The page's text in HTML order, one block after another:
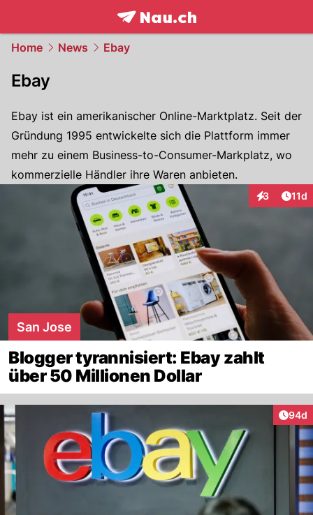
frontpage.NAU.ch
Home News Ebay
Ebay
Ebay ist ein amerikanischer Online-Marktplatz. Seit der
Gründung 1995 entwickelte sich die Plattform immer
mehr zu einem Business-to-Consumer-Markplatz, wo
kommerzielle Händler ihre Waren anbieten.
3 11d
San Jose
Blogger tyrannisiert: Ebay zahlt
über 50 Millionen Dollar
94d